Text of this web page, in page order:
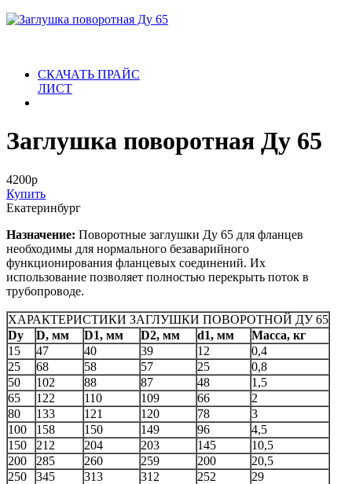
СКАЧАТЬ ПРАЙС
ЛИСТ
Заглушка поворотная Ду 65
4200р
Купить
Екатеринбург
Назначение: Поворотные заглушки Ду 65 для фланцев
необходимы для нормального безаварийного
функционирования фланцевых соединений. Их
использование позволяет полностью перекрыть поток в
трубопроводе.
ХАРАКТЕРИСТИКИ ЗАГЛУШКИ ПОВОРОТНОЙ ДУ 65
Dу
D, мм D1, мм D2, мм d1, мм
Масса, кг
15
47 40 39 12
0,4
25
68 58 57 25
0,8
50
102 88 87 48
1,5
65
122 110 109 66
2
80
133 121 120 78
3
100
158 150 149 96
4,5
150
212 204 203 145
10,5
200
285 260 259 200
20,5
250
345 313 312 252
29